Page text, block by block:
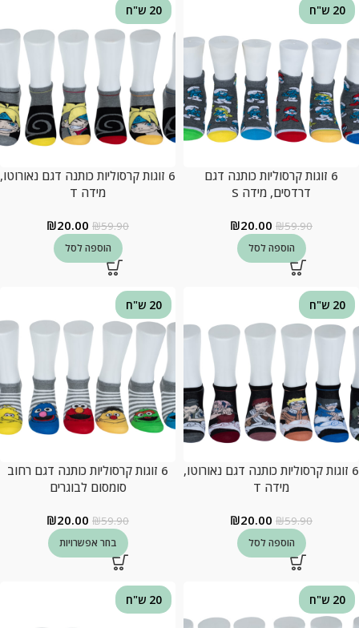
20 ש"ח
6 זוגות קרסוליות כותנה דגם
דרדסים, מידה S
₪59.90
₪20.00
הוספה לסל
20 ש"ח
6 זוגות קרסוליות כותנה דגם נאורוטו,
מידה T
₪59.90
₪20.00
הוספה לסל
20 ש"ח
6 זוגות קרסוליות כותנה דגם נאורוטו,
מידה T
₪59.90
₪20.00
הוספה לסל
20 ש"ח
6 זוגות קרסוליות כותנה דגם רחוב
סומסום לבוגרים
₪59.90
₪20.00
בחר אפשרויות
20 ש"ח 20 ש"ח